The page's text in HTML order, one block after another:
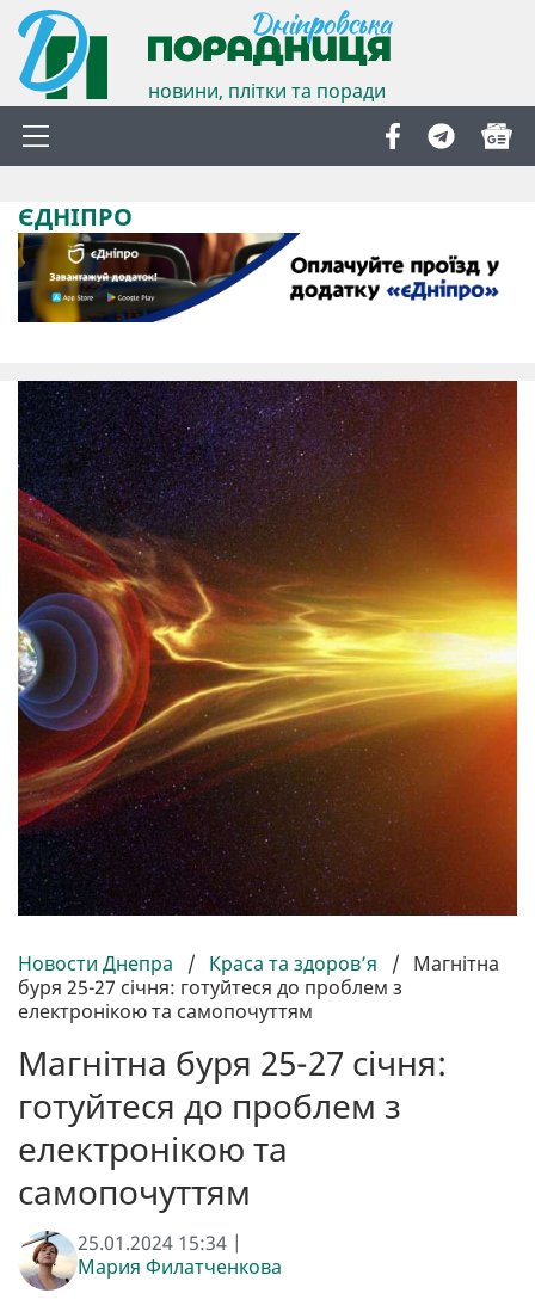
новини, плітки та поради
ЄДНІПРО
Новости Днепра / Краса та здоров’я / Магнітна
буря 25-27 січня: готуйтеся до проблем з
електронікою та самопочуттям
Магнітна буря 25-27 січня:
готуйтеся до проблем з
електронікою та
самопочуттям
25.01.2024 15:34 |
Мария Филатченкова